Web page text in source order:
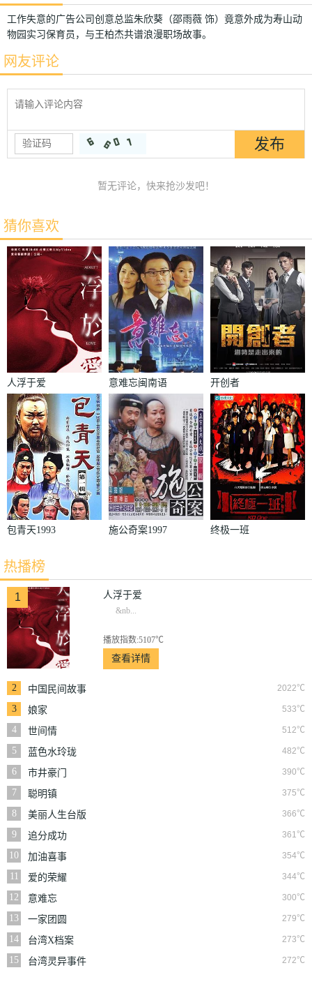
工作失意的广告公司创意总监朱欣葵（邵雨薇 饰）竟意外成为寿山动
物园实习保育员，与王柏杰共谱浪漫职场故事。
网友评论
暂无评论，快来抢沙发吧！
猜你喜欢
人浮于爱 意难忘闽南语 开创者
包青天1993 施公奇案1997 终极一班
热播榜
1 人浮于爱
&nb...
播放指数:5107℃
查看详情
2 2022℃
中国民间故事
3
533℃
娘家
4
512℃
世间情
5
482℃
蓝色水玲珑
6
390℃
市井豪门
7
375℃
聪明镇
8
366℃
美丽人生台版
9
361℃
追分成功
10
354℃
加油喜事
11
344℃
爱的荣耀
12
300℃
意难忘
13
279℃
一家团圆
14
273℃
台湾X档案
15
272℃
台湾灵异事件